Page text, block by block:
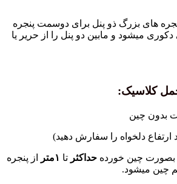
ذو پنل برای دوسمت پنجره
و مابین دو پنل را از حریر یا
خوردهحداکثرتا۱متر
از پنجره